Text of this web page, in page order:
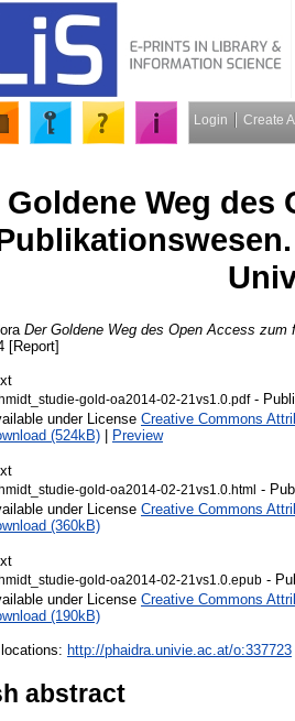
Login Create
Goldene Weg
Der Goldene Weg des Open Access
[Report]
gold-oa2014-02-21vs1.0.pdf-
under License Creative Commons
(524kB) | Preview
gold-oa2014-02-21vs1.0.html -
under License Creative Commons
(360kB)
gold-oa2014-02-21vs1.0.epub -
under License Creative Commons
(190kB)
http://phaidra.univie.ac.at/o:337723
abstract